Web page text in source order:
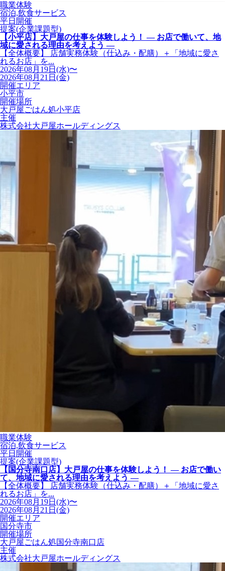
職業体験
宿泊,飲食サービス
平日開催
提案(企業課題型)
【小平店】大戸屋の仕事を体験しよう！ ― お店で働いて、地
域に愛される理由を考えよう ―
【全体概要】 店舗実務体験（仕込み・配膳）＋「地域に愛さ
れるお店」を...
2026年08月19日(水)〜
2026年08月21日(金)
開催エリア
小平市
開催場所
大戸屋ごはん処小平店
主催
株式会社大戸屋ホールディングス
職業体験
宿泊,飲食サービス
平日開催
提案(企業課題型)
【国分寺南口店】大戸屋の仕事を体験しよう！ ― お店で働い
て、地域に愛される理由を考えよう ―
【全体概要】 店舗実務体験（仕込み・配膳）＋「地域に愛さ
れるお店」を...
2026年08月19日(水)〜
2026年08月21日(金)
開催エリア
国分寺市
開催場所
大戸屋ごはん処国分寺南口店
主催
株式会社大戸屋ホールディングス